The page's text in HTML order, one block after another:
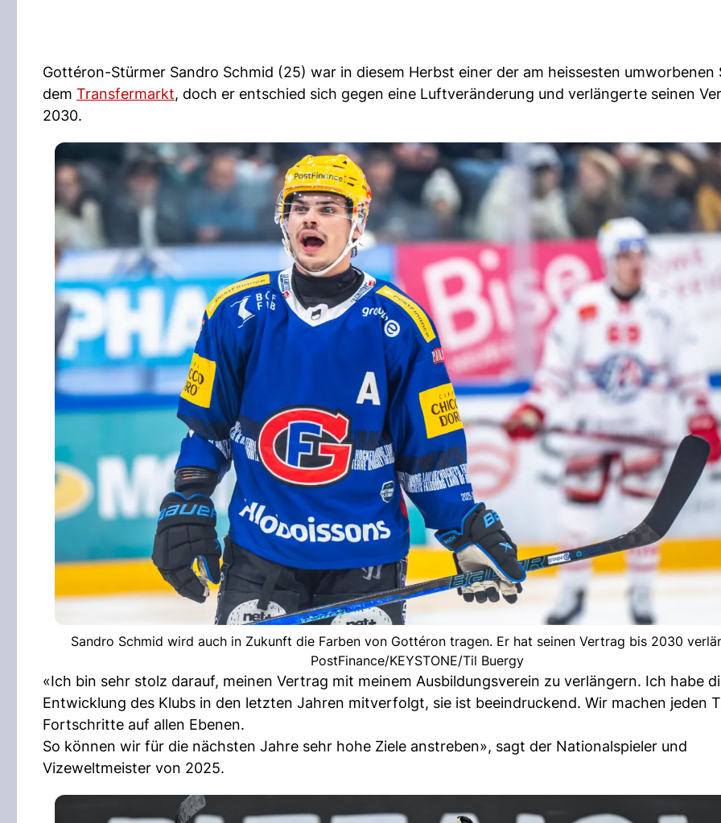
Gottéron-Stürmer Sandro Schmid (25) war in diesem Herbst einer der am heissesten umworbenen
dem Transfermarkt, doch er entschied sich gegen eine Luftveränderung und verlängerte seinen
2030.
Sandro Schmid wird auch in Zukunft die Farben von Gottéron tragen. Er hat seinen Vertrag bis 2030
PostFinance/KEYSTONE/Til Buergy
«Ich bin sehr stolz darauf, meinen Vertrag mit meinem Ausbildungsverein zu verlängern. Ich habe
Entwicklung des Klubs in den letzten Jahren mitverfolgt, sie ist beeindruckend. Wir machen jeden
Fortschritte auf allen Ebenen.
So können wir für die nächsten Jahre sehr hohe Ziele anstreben», sagt der Nationalspieler und
Vizeweltmeister von 2025.